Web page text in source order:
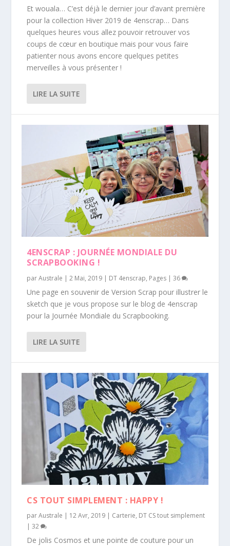
Et wouala… C’est déjà le dernier jour d’avant première
pour la collection Hiver 2019 de 4enscrap… Dans
quelques heures vous allez pouvoir retrouver vos
coups de cœur en boutique mais pour vous faire
patienter nous avons encore quelques petites
merveilles à vous présenter !
LIRE LA SUITE
4ENSCRAP : JOURNÉE MONDIALE DU
SCRAPBOOKING !
parAustrale |2 Mai, 2019 | DT 4enscrap, Pages |36
Une page en souvenir de Version Scrap pour illustrer le
sketch que je vous propose sur le blog de 4enscrap
pour la Journée Mondiale du Scrapbooking.
LIRE LA SUITE
CS TOUT SIMPLEMENT : HAPPY !
parAustrale | 12 Avr, 2019 | Carterie, DT CS tout simplement
|32
De jolis Cosmos et une pointe de couture pour un